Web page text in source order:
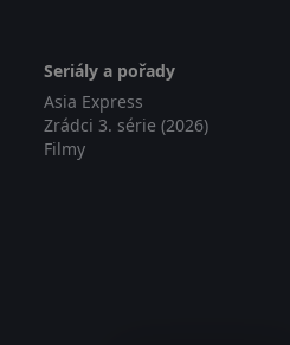
Seriály a pořady
Asia Express
Zrádci 3. série (2026)
Filmy